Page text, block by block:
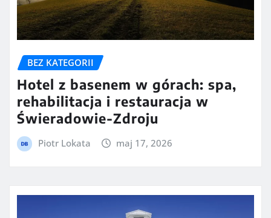
BEZ KATEGORII
Hotel z basenem w górach: spa,
rehabilitacja i restauracja w
Świeradowie-Zdroju
Piotr Lokata maj 17, 2026